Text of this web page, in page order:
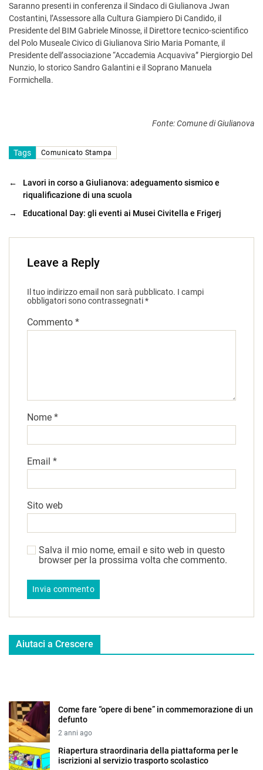
Saranno presenti in conferenza il Sindaco di Giulianova Jwan
Costantini, l’Assessore alla Cultura Giampiero Di Candido, il
Presidente del BIM Gabriele Minosse, il Direttore tecnico-scientifico
del Polo Museale Civico di Giulianova Sirio Maria Pomante, il
Presidente dell’associazione “Accademia Acquaviva” Piergiorgio Del
Nunzio, lo storico Sandro Galantini e il Soprano Manuela
Formichella.
Fonte: Comune di Giulianova
Tags Comunicato Stampa
←
Lavori in corso a Giulianova: adeguamento sismico e
riqualificazione di una scuola
→
Educational Day: gli eventi ai Musei Civitella e Frigerj
Leave a Reply
Il tuo indirizzo email non sarà pubblicato. I campi
obbligatori sono contrassegnati*
Commento *
Nome *
Email *
Sito web
Salva il mio nome, email e sito web in questo
browser per la prossima volta che commento.
Aiutaci a Crescere
Come fare “opere di bene” in commemorazione di un
defunto
2 anni ago
Riapertura straordinaria della piattaforma per le
iscrizioni al servizio trasporto scolastico